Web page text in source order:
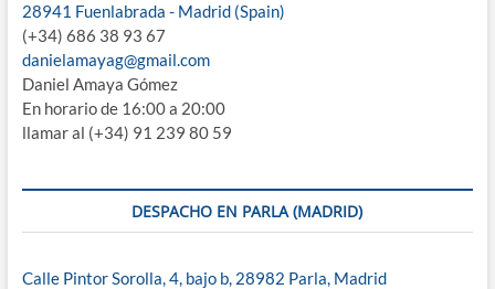
28941 Fuenlabrada - Madrid (Spain)
(+34) 686 38 93 67
danielamayag@gmail.com
Daniel Amaya Gómez
En horario de 16:00 a 20:00
llamar al (+34) 91 239 80 59
DESPACHO EN PARLA (MADRID)
Calle Pintor Sorolla, 4, bajo b, 28982 Parla, Madrid